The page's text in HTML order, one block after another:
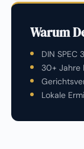
Warum
DIN SPEC
30+ Jahre
Lokale